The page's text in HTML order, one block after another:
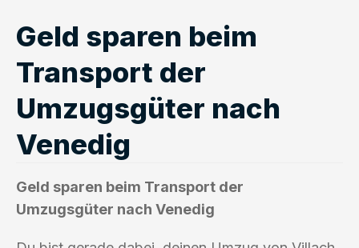
Geld sparen beim
Transport der
Umzugsgüter nach
Venedig
Geld sparen beim Transport der
Umzugsgüter nach Venedig